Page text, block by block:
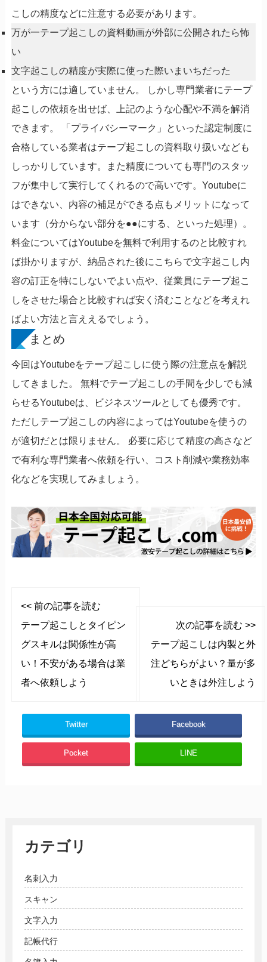
こしの精度などに注意する必要があります。
万が一テープ起こしの資料動画が外部に公開されたら怖
い
文字起こしの精度が実際に使った際いまいちだった
という方には適していません。 しかし専門業者にテープ
起こしの依頼を出せば、上記のような心配や不満を解消
できます。 「プライバシーマーク」といった認定制度に
合格している業者はテープ起こしの資料取り扱いなども
しっかりしています。また精度についても専門のスタッ
フが集中して実行してくれるので高いです。Youtubeに
はできない、内容の補足ができる点もメリットになって
います（分からない部分を●●にする、といった処理）。
料金についてはYoutubeを無料で利用するのと比較すれ
ば掛かりますが、納品された後にこちらで文字起こし内
容の訂正を特にしないでよい点や、従業員にテープ起こ
しをさせた場合と比較すれば安く済むことなどを考えれ
ばよい方法と言ええるでしょう。
まとめ
今回はYoutubeをテープ起こしに使う際の注意点を解説
してきました。 無料でテープ起こしの手間を少しでも減
らせるYoutubeは、ビジネスツールとしても優秀です。
ただしテープ起こしの内容によってはYoutubeを使うの
が適切だとは限りません。 必要に応じて精度の高さなど
で有利な専門業者へ依頼を行い、コスト削減や業務効率
化などを実現してみましょう。
<< 前の記事を読む
テープ起こしとタイピン
グスキルは関係性が高
い！不安がある場合は業
者へ依頼しよう
次の記事を読む >>
テープ起こしは内製と外
注どちらがよい？量が多
いときは外注しよう
Twitter Facebook
Pocket LINE
カテゴリ
名刺入力
スキャン
文字入力
記帳代行